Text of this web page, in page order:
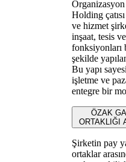
Holding
ve hizmet
inşaat, tesis
fonksiyonları
şekilde
Bu yapı
işletme ve
entegre bir
ÖZAK
ORTAKLIĞI
Şirketin pay
ortaklar